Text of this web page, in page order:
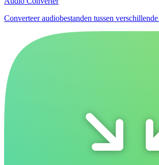
Converteer audiobestanden tussen